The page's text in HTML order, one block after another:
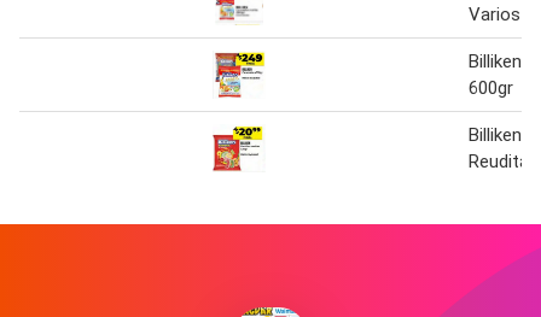
Varios
Billiken
600gr
Billiken